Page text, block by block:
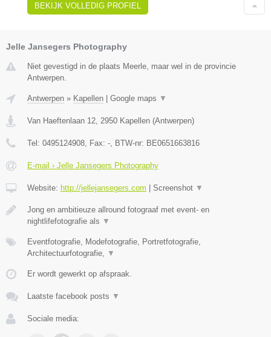
BEKIJK VOLLEDIG PROFIEL
Jelle Jansegers Photography
Niet gevestigd in de plaats Meerle, maar wel in de provincie
Antwerpen.
Antwerpen » Kapellen Google maps ▼
Van Haeftenlaan 12, 2950 Kapellen (Antwerpen)
Tel: 0495124908, Fax: -, BTW-nr: BE0651663816
E-mail › Jelle Jansegers Photography
Website: http://jellejansegers.com Screenshot ▼
Jong en ambitieuze allround fotograaf met event- en
nightlifefotografie als ▼
Eventfotografie, Modefotografie, Portretfotografie,
Architectuurfotografie, ▼
Er wordt gewerkt op afspraak.
Laatste facebook posts ▼
Sociale media: